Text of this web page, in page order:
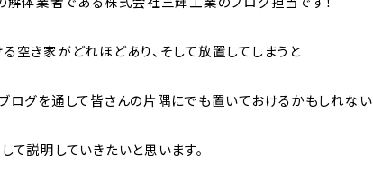
空き家がどれほどあり、そして放置してしまうと
ログを通して皆さんの片隅にでも置いておけるかもしれない
て説明していきたいと思います。